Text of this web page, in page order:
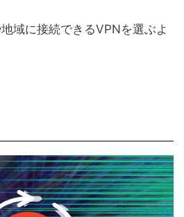
域に接続できるVPNを選ぶよ